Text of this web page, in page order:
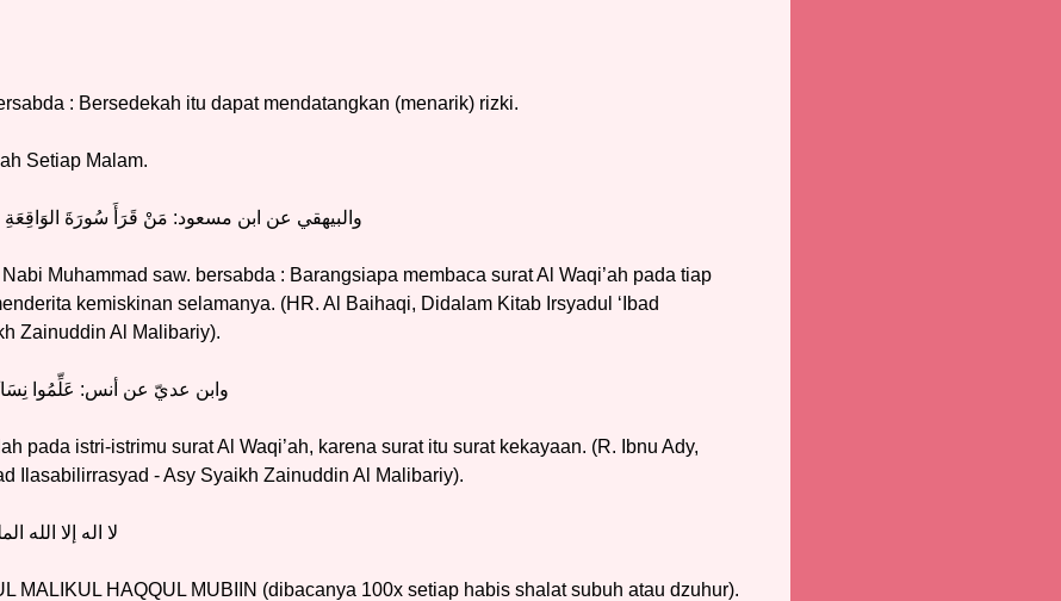
: Bersedekah itu dapat mendatangkan (menarik) rizki.
Setiap Malam.
والبيهقي عن ابن مسعود: مَنْ قَرَأَ سُورَةَ الوَاقِعَةِ
Nabi Muhammad saw. bersabda : Barangsiapa membaca surat Al Waqi’ah pada tiap
kemiskinan selamanya. (HR. Al Baihaqi, Didalam Kitab Irsyadul ‘Ibad
Zainuddin Al Malibariy).
وابن عديّ عن أنس: عَلِّمُوا
pada istri-istrimu surat Al Waqi’ah, karena surat itu surat kekayaan. (R. Ibnu Ady,
Ilasabilirrasyad - Asy Syaikh Zainuddin Al Malibariy).
لا اله إلا الله
MALIKUL HAQQUL MUBIIN (dibacanya 100x setiap habis shalat subuh atau dzuhur).